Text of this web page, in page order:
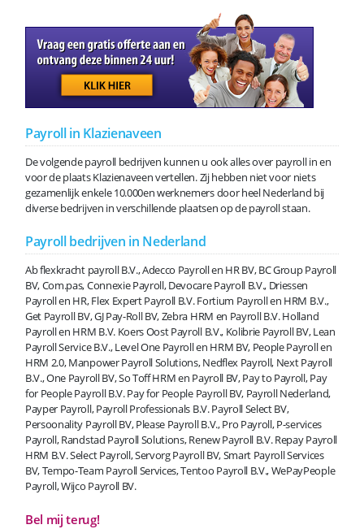
Payroll in Klazienaveen
De volgende payroll bedrijven kunnen u ook alles over payroll in en
voor de plaats Klazienaveen vertellen. Zij hebben niet voor niets
gezamenlijk enkele 10.000en werknemers door heel Nederland bij
diverse bedrijven in verschillende plaatsen op de payroll staan.
Payroll bedrijven in Nederland
Ab flexkracht payroll B.V., Adecco Payroll en HR BV, BC Group Payroll
BV, Com.pas, Connexie Payroll, Devocare Payroll B.V., Driessen
Payroll en HR, Flex Expert Payroll B.V. Fortium Payroll en HRM B.V.,
Get Payroll BV, GJ Pay-Roll BV, Zebra HRM en Payroll B.V. Holland
Payroll en HRM B.V. Koers Oost Payroll B.V., Kolibrie Payroll BV, Lean
Payroll Service B.V., Level One Payroll en HRM BV, People Payroll en
HRM 2.0, Manpower Payroll Solutions, Nedflex Payroll, Next Payroll
B.V., One Payroll BV, So Toff HRM en Payroll BV, Pay to Payroll, Pay
for People Payroll B.V. Pay for People Payroll BV, Payroll Nederland,
Payper Payroll, Payroll Professionals B.V. Payroll Select BV,
Persoonality Payroll BV, Please Payroll B.V., Pro Payroll, P-services
Payroll, Randstad Payroll Solutions, Renew Payroll B.V. Repay Payroll
HRM B.V. Select Payroll, Servorg Payroll BV, Smart Payroll Services
BV, Tempo-Team Payroll Services, Tentoo Payroll B.V., WePayPeople
Payroll, Wijco Payroll BV.
Bel mij terug!